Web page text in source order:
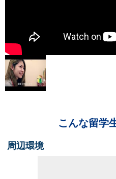
こんな留学
周辺環境